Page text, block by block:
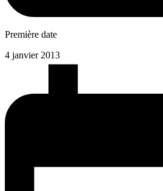
Première date
4 janvier 2013